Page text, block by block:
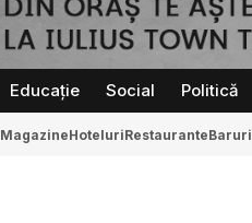
Educație Social Politică
MagazineHoteluriRestauranteBaruri